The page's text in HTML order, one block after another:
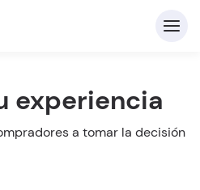
experiencia
a tomar la decisión